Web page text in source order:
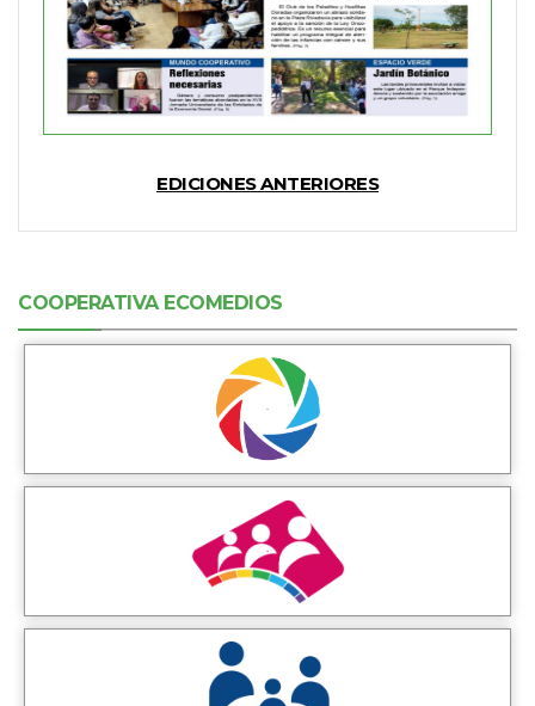
EDICIONES ANTERIORES
COOPERATIVA ECOMEDIOS